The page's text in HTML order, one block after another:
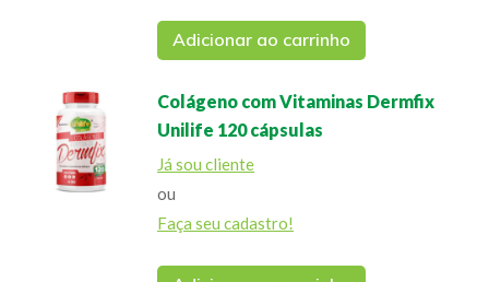
Adicionar ao carrinho
Colágeno com Vitaminas Dermfix
Unilife 120 cápsulas
Já sou cliente
ou
Faça seu cadastro!